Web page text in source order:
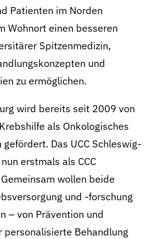
Patienten im Norden
Wohnort einen besseren
Spitzenmedizin,
und
zu ermöglichen.
wird bereits seit 2009 von
als Onkologisches
Das UCC Schleswig-
erstmals als CCC
wollen beide
und -forschung
– von Prävention und
personalisierte Behandlung